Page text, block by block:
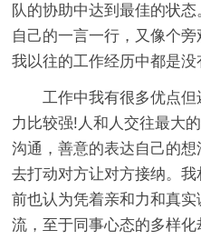
队的协助中达到最佳的状
自己的一言一行，又像个
我以往的工作经历中都是没
工作中我有很多优点
力比较强!人和人交往最大
沟通，善意的表达自己的
去打动对方让对方接纳。
前也认为凭着亲和力和真
流，至于同事心态的多样化